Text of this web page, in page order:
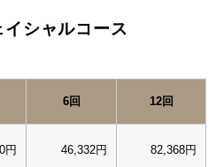
シャルコース
6回 12回
円 46,332円 82,368円